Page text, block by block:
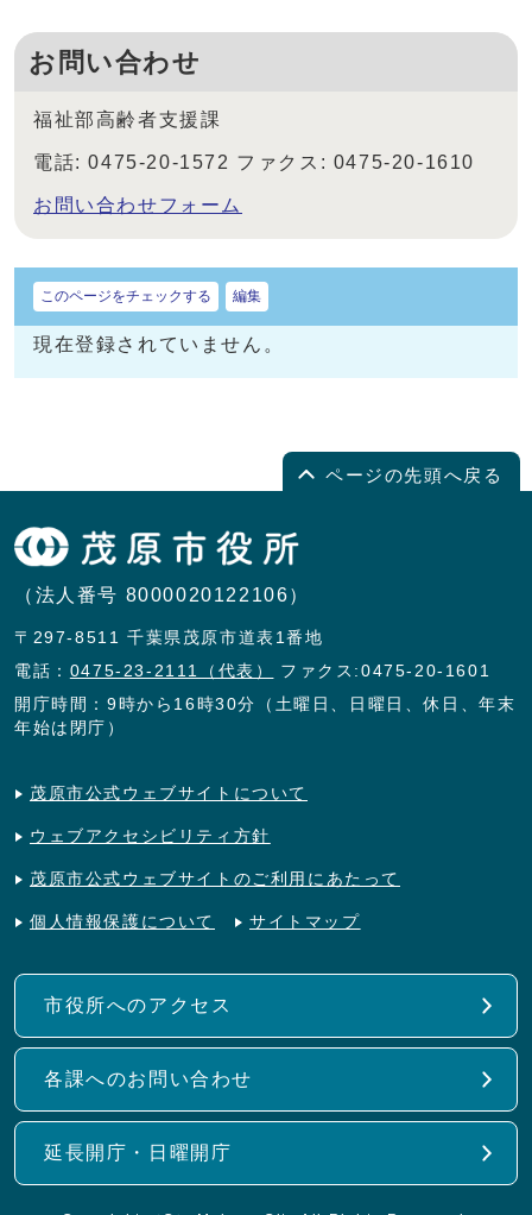
お問い合わせ
福祉部高齢者支援課
電話: 0475-20-1572 ファクス: 0475-20-1610
お問い合わせフォーム
このページをチェックする 編集
現在登録されていません。
ページの先頭へ戻る
（法人番号 8000020122106）
〒297-8511 千葉県茂原市道表1番地
電話： 0475-23-2111（代表）
ファクス:0475-20-1601
開庁時間：9時から16時30分（土曜日、日曜日、休日、年末
年始は閉庁）
茂原市公式ウェブサイトについて
ウェブアクセシビリティ方針
茂原市公式ウェブサイトのご利用にあたって
個人情報保護について サイトマップ
市役所へのアクセス
各課へのお問い合わせ
延長開庁・日曜開庁